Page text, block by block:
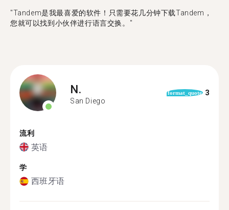
"Tandem是我最喜爱的软件！只需要花几分钟下载Tandem，
您就可以找到小伙伴进行语言交换。"
N.
San Diego
format_quote 3
流利
英语
学
西班牙语